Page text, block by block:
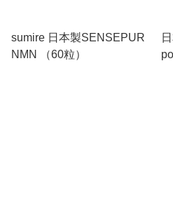
sumire 日本製SENSEPUR
NMN （60粒）